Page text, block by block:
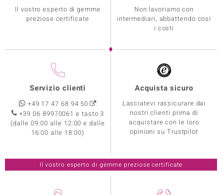
Il vostro esperto di gemme
preziose certificate
Non lavoriamo con
intermediari, abbattendo così
i costi
Servizio clienti
+49 17 47 68 94 50
+39 06 89970061 e tasto 3
(dalle 09:00 alle 12:00 e dalle
16:00 alle 18:00)
Acquista sicuro
Lasciatevi rassicurare dai
nostri clienti prima di
acquistare con le loro
opinioni su Trustpilot
Il vostro esperto di gemme preziose certificate